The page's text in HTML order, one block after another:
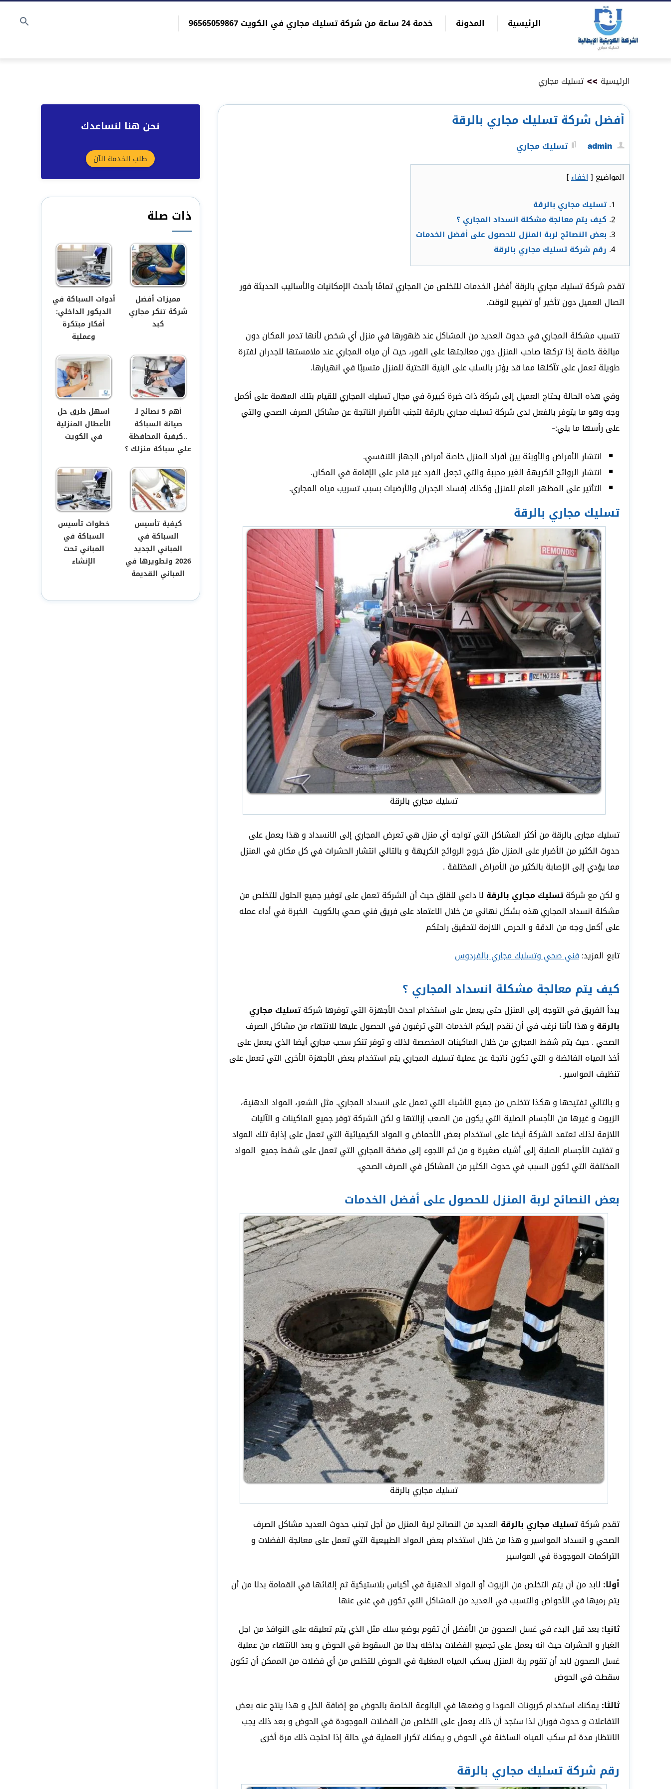
الرئيسية المدونة خدمة 24 ساعة من شركة تسليك مجاري في الكويت 96565059867
الرئيسية >> تسليك مجاري
أفضل شركة تسليك مجاري بالرقة
admin تسليك مجاري
المواضيع [اخفاء]
تسليك مجاري بالرقة
كيف يتم معالجة مشكلة انسداد المجاري ؟
بعض النصائح لربة المنزل للحصول على أفضل الخدمات
رقم شركة تسليك مجاري بالرقة
تقدم شركة تسليك مجاري بالرقة أفضل الخدمات للتخلص من المجاري تمامًا بأحدث الإمكانيات والأساليب الحديثة فور
اتصال العميل دون تأخير أو تضييع للوقت.
تتسبب مشكلة المجاري في حدوث العديد من المشاكل عند ظهورها في منزل أي شخص لأنها تدمر المكان دون
مبالغة خاصة إذا تركها صاحب المنزل دون معالجتها على الفور، حيث أن مياه المجاري عند ملامستها للجدران لفترة
طويلة تعمل على تآكلها مما قد يؤثر بالسلب على البنية التحتية للمنزل متسببًا في انهيارها.
وفي هذه الحالة يحتاج العميل إلى شركة ذات خبرة كبيرة في مجال تسليك المجاري للقيام بتلك المهمة على أكمل
وجه وهو ما يتوفر بالفعل لدى شركة تسليك مجاري بالرقة لتجنب الأضرار الناتجة عن مشاكل الصرف الصحي والتي
على رأسها ما يلي:-
انتشار الأمراض والأوبئة بين أفراد المنزل خاصة أمراض الجهاز التنفسي.
انتشار الروائح الكريهة الغير محببة والتي تجعل الفرد غير قادر على الإقامة في المكان.
التأثير على المظهر العام للمنزل وكذلك إفساد الجدران والأرضيات بسبب تسريب مياه المجاري.
تسليك مجاري بالرقة
تسليك مجاري بالرقة
تسليك مجارى بالرقة من أكثر المشاكل التي تواجه أي منزل هي تعرض المجاري إلى الانسداد و هذا يعمل على
حدوث الكثير من الأضرار على المنزل مثل خروج الروائح الكريهة و بالتالي انتشار الحشرات في كل مكان في المنزل
مما يؤدي إلى الإصابة بالكثير من الأمراض المختلفة .
و لكن مع شركةتسليك مجاري بالرقة لا داعي للقلق حيث أن الشركة تعمل على توفير جميع الحلول للتخلص من
مشكلة انسداد المجاري هذه بشكل نهائي من خلال الاعتماد على فريق فني صحي بالكويت الخبرة في أداء عمله
على أكمل وجه من الدقة و الحرص اللازمة لتحقيق راحتكم
تابع المزيد:فني صحي وتسليك مجاري بالفردوس
كيف يتم معالجة مشكلة انسداد المجاري ؟
يبدأ الفريق في التوجه إلى المنزل حتى يعمل على استخدام احدث الأجهزة التي توفرها شركةتسليك مجاري
بالرقة و هذا لأننا نرغب في أن نقدم إليكم الخدمات التي ترغبون في الحصول عليها للانتهاء من مشاكل الصرف
الصحي . حيث يتم شفط المجاري من خلال الماكينات المخصصة لذلك و توفر تنكر سحب مجاري أيضا الذي يعمل على
أخذ المياه الفائضة و التي تكون ناتجة عن عملية تسليك المجاري يتم استخدام بعض الأجهزة الأخرى التي تعمل على
تنظيف المواسير .
و بالتالي تفتيحها و هكذا تتخلص من جميع الأشياء التي تعمل على انسداد المجاري. مثل الشعر، المواد الدهنية،
الزيوت و غيرها من الأجسام الصلية التي يكون من الصعب إزالتها و لكن الشركة توفر جميع الماكينات و الآليات
اللازمة لذلك تعتمد الشركة أيضا على استخدام بعض الأحماض و المواد الكيميائية التي تعمل على إذابة تلك المواد
و تفتيت الأجسام الصلبة إلى أشياء صغيرة و من ثم اللجوء إلى مضخة المجاري التي تعمل على شفط جميع المواد
المختلفة التي تكون السبب في حدوث الكثير من المشاكل في الصرف الصحي.
بعض النصائح لربة المنزل للحصول على أفضل الخدمات
تسليك مجاري بالرقة
تقدم شركةتسليك مجاري بالرقة العديد من النصائح لربة المنزل من أجل تجنب حدوث العديد مشاكل الصرف
الصحي و انسداد المواسير و هذا من خلال استخدام بعض المواد الطبيعية التي تعمل على معالجة الفضلات و
التراكمات الموجودة في المواسير
أولا: لابد من أن يتم التخلص من الزيوت أو المواد الدهنية في أكياس بلاستيكية ثم إلقائها في القمامة بدلا من أن
يتم رميها في الأحواض والتسبب في العديد من المشاكل التي تكون في غنى عنها
ثانيا: بعد قبل البدء في غسل الصحون من الأفضل أن تقوم بوضع سلك مثل الذي يتم تعليقه على النوافذ من اجل
الغبار و الحشرات حيث انه يعمل على تجميع الفضلات بداخله بدلا من السقوط في الحوض و بعد الانتهاء من عملية
غسل الصحون لابد أن تقوم ربة المنزل بسكب المياه المغلية في الحوض للتخلص من أي فضلات من الممكن أن تكون
سقطت في الحوض
ثالثا: يمكنك استخدام كربونات الصودا و وضعها في البالوعة الخاصة بالحوض مع إضافة الخل و هذا ينتج عنه بعض
التفاعلات و حدوث فوران لذا ستجد أن ذلك يعمل على التخلص من الفضلات الموجودة في الحوض و بعد ذلك يجب
الانتظار مدة ثم سكب المياه الساخنة في الحوض و يمكنك تكرار العملية في حالة إذا احتجت ذلك مرة أخرى
رقم شركة تسليك مجاري بالرقة
نحن هنا لنساعدك
طلب الخدمة الآن
ذات صلة
مميزات أفضل
شركة تنكر مجاري
كبد
أدوات السباكة في
الديكور الداخلي:
أفكار مبتكرة
وعملية
أهم 5 نصائح لـ
صيانة السباكة
..كيفية المحافظة
علي سباكة منزلك ؟
اسهل طرق حل
الأعطال المنزلية
في الكويت
كيفية تأسيس
السباكة في
المباني الجديد
2026 وتطويرها في
المباني القديمة
خطوات تأسيس
السباكة في
المباني تحت
الإنشاء